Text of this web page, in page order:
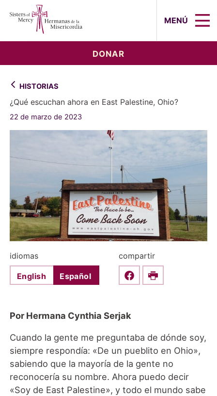
MENÚ
DONAR
HISTORIAS
¿Qué escuchan ahora en East Palestine, Ohio?
22 de marzo de 2023
idiomas
English Español
compartir
Share this on Facebook
Print
Por Hermana Cynthia Serjak
Cuando la gente me preguntaba de dónde soy,
siempre respondía: «De un pueblito en Ohio»,
sabiendo que la mayoría de la gente no
reconocería su nombre. Ahora puedo decir
«Soy de East Palestine», y todo el mundo sabe